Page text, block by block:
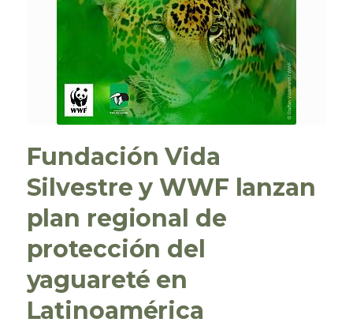
Fundación Vida
Silvestre y WWF lanzan
plan regional de
protección del
yaguareté en
Latinoamérica